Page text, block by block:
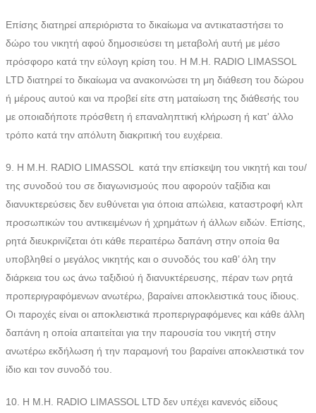
Επίσης διατηρεί απεριόριστα το δικαίωμα να αντικαταστήσει το
δώρο του νικητή αφού δημοσιεύσει τη μεταβολή αυτή με μέσο
πρόσφορο κατά την εύλογη κρίση του. Η M.H. RADIO LIMASSOL
LTD διατηρεί το δικαίωμα να ανακοινώσει τη μη διάθεση του δώρου
ή μέρους αυτού και να προβεί είτε στη ματαίωση της διάθεσής του
με οποιαδήποτε πρόσθετη ή επαναληπτική κλήρωση ή κατ' άλλο
τρόπο κατά την απόλυτη διακριτική του ευχέρεια.
9. Η M.H. RADIO LIMASSOL κατά την επίσκεψη του νικητή και του/
της συνοδού του σε διαγωνισμούς που αφορούν ταξίδια και
διανυκτερεύσεις δεν ευθύνεται για όποια απώλεια, καταστροφή κλπ
προσωπικών του αντικειμένων ή χρημάτων ή άλλων ειδών. Επίσης,
ρητά διευκρινίζεται ότι κάθε περαιτέρω δαπάνη στην οποία θα
υποβληθεί ο μεγάλος νικητής και ο συνοδός του καθ’ όλη την
διάρκεια του ως άνω ταξιδιού ή διανυκτέρευσης, πέραν των ρητά
προπεριγραφόμενων ανωτέρω, βαραίνει αποκλειστικά τους ίδιους.
Οι παροχές είναι οι αποκλειστικά προπεριγραφόμενες και κάθε άλλη
δαπάνη η οποία απαιτείται για την παρουσία του νικητή στην
ανωτέρω εκδήλωση ή την παραμονή του βαραίνει αποκλειστικά τον
ίδιο και τον συνοδό του.
10. Η M.H. RADIO LIMASSOL LTD δεν υπέχει κανενός είδους